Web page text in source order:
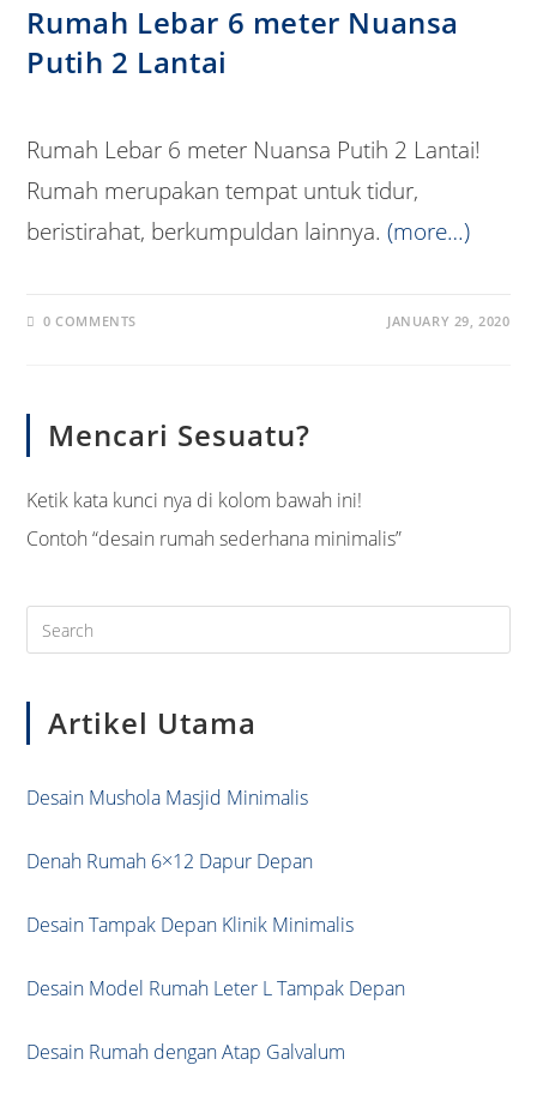
Rumah Lebar 6 meter Nuansa
Putih 2 Lantai
Rumah Lebar 6 meter Nuansa Putih 2 Lantai!
Rumah merupakan tempat untuk tidur,
beristirahat, berkumpuldan lainnya.(more…)
0 COMMENTS JANUARY 29, 2020
Mencari Sesuatu?
Ketik kata kunci nya di kolom bawah ini!
Contoh “desain rumah sederhana minimalis”
Artikel Utama
Desain Mushola Masjid Minimalis
Denah Rumah 6×12 Dapur Depan
Desain Tampak Depan Klinik Minimalis
Desain Model Rumah Leter L Tampak Depan
Desain Rumah dengan Atap Galvalum